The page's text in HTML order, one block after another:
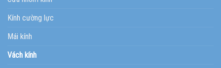
Kính cường lực
Mái kính
Vách kính